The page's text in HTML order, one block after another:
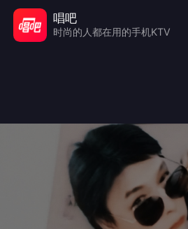
唱吧
时尚的人都在用的手机KTV